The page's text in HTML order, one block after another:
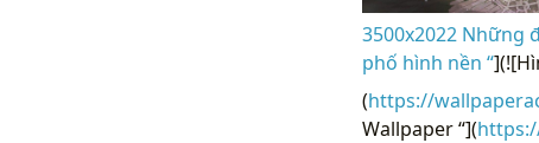
3500x2022 Những
phố hình nền “
(https://
Wallpaper “](